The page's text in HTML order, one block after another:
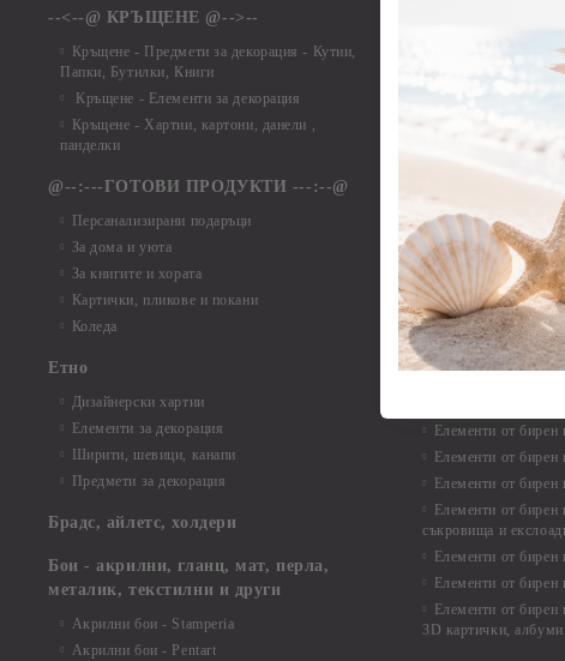
--<--@ КРЪЩЕНЕ @-->--
Кръщене - Предмети за декорация - Кутии,
Папки, Бутилки, Книги
Кръщене - Елементи за декорация
Кръщене - Хартии, картони, данели ,
панделки
@--:---ГОТОВИ ПРОДУКТИ ---:--@
Персанализирани подаръци
За дома и уюта
За книгите и хората
Картички, пликове и покани
Коледа
Етно
Дизайнерски хартии
Елементи за декорация
Ширити, шевици, канапи
Предмети за декорация
Брадс, айлетс, холдери
Бои - акрилни, гланц, мат, перла,
металик, текстилни и други
Акрилни бои - Stamperia
Акрилни бои - Pentart
Елементи то
Елементи от
Елементи от
Елементи от
Елементи от
Елементи от
Елементи от бирен
Елементи от бирен
Елементи от бирен
Елементи от бирен
Елементи от
Елементи от
Елементи от
Елементи от
Елементи от
съкровища и
Елементи от
Елементи от
Елементи от
3D картички,